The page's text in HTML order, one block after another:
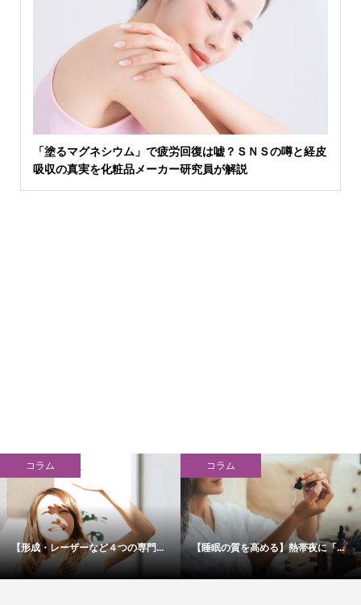
「塗るマグネシウム」で疲労回復は嘘？ＳＮＳの噂と経皮
吸収の真実を化粧品メーカー研究員が解説
コラム
【形成・レーザーなど４つの専門...
コラム
【睡眠の質を高める】熱帯夜に「...